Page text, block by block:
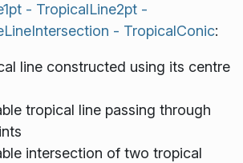
- TropicalLine2pt -
- TropicalConic:
line constructed using its centre
tropical line passing through
intersection of two tropical